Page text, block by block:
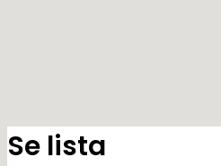
Se lista